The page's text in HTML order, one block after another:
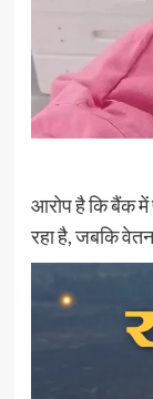
आरोप है कि बैंक में
रहा है, जबकि